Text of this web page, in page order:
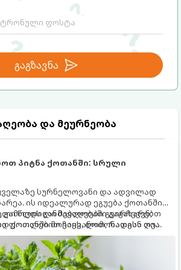
გაგზავნა
და მეურნეობა
პიტნა ქოთანში: სრული
სურნელოვანი და ადვილად
ის იდეალურად ეგუება ქოთანში
გამოცდილი მებაღეები გვირჩევენ,
ქოთანში მოვიყვანოთ, რადგან ღია
ის ფესვებით ძალიან
და სხვა მცენარეებს ავიწროებს.
წლის განმავლობაში გაგახარებთ
ფოთლებით ჩაის, ლიმონათისა თუ